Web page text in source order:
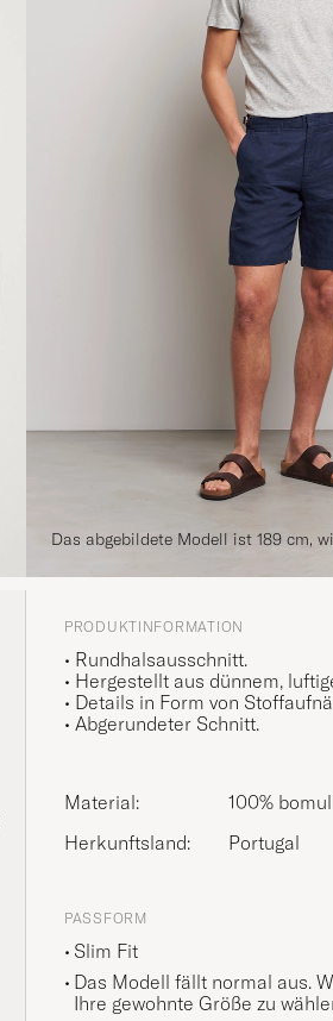
Das abgebildete Modell ist 189 cm,
PRODUKTINFORMATION
• Rundhalsausschnitt.
• Hergestellt aus dünnem,
• Details in Form von
• Abgerundeter Schnitt.
Material:
100%
Herkunftsland:
Portugal
PASSFORM
Slim Fit
Das Modell fällt normal aus.
Ihre gewohnte Größe zu